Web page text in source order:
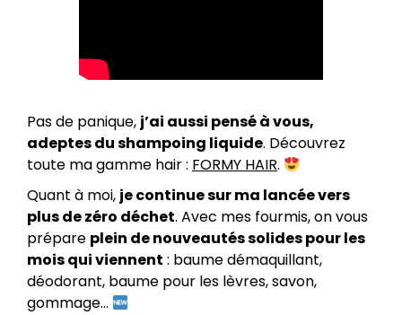
Pas de panique, j’ai aussi pensé à vous,
adeptes du shampoing liquide. Découvrez
toute ma gamme hair : FORMY HAIR.
Quant à moi, je continue sur ma lancée vers
plus de zéro déchet. Avec mes fourmis, on vous
prépare plein de nouveautés solides pour les
mois qui viennent : baume démaquillant,
déodorant, baume pour les lèvres, savon,
gommage…